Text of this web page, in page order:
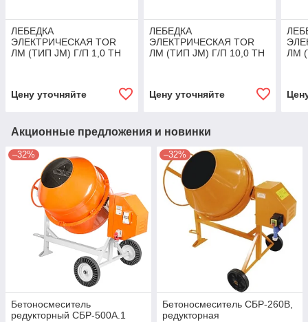
ЛЕБЕДКА
ЭЛЕКТРИЧЕСКАЯ TOR
ЛМ (ТИП JM) Г/П 1,0 ТН
Цену уточняйте
ЛЕБЕДКА
ЭЛЕКТРИЧЕСКАЯ TOR
ЛМ (ТИП JM) Г/П 10,0 ТН
Цену уточняйте
ЛМ
Акционные предложения и новинки
–32%
Бетоносмеситель
редукторный СБР-500А.1
–32%
Бетоносмеситель СБР-260В,
редукторная